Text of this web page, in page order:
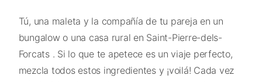
Tú, una maleta y la compañía de tu pareja en un
bungalow o una casa rural en Saint-Pierre-dels-
Forcats . Si lo que te apetece es un viaje perfecto,
mezcla todos estos ingredientes y ¡voilá! Cada vez